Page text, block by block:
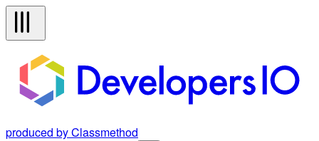
produced by Classmethod